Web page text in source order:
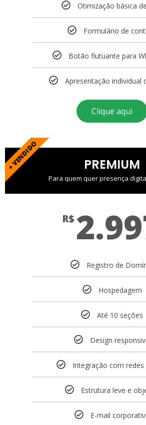
Otimização básica
Formulário de
Botão flutuante para
Apresentação individual
Clique aqui
+ VENDIDO PREMIUM
Para quem quer presença
R$
Registro de
Hospedagem
Até 10 seções
Design
Integração com redes
Estrutura leve e
E-mail